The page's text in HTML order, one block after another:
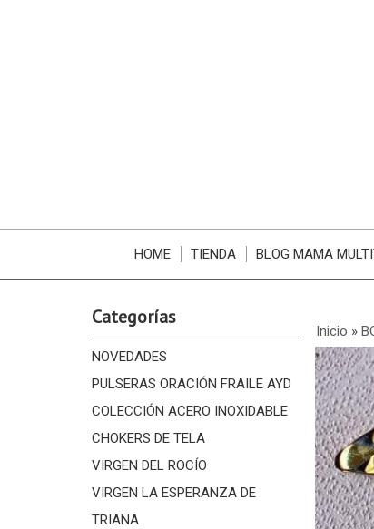
HOME TIENDA BLOG MAMA
Categorías
NOVEDADES
PULSERAS ORACIÓN FRAILE AYD
COLECCIÓN ACERO INOXIDABLE
CHOKERS DE TELA
VIRGEN DEL ROCÍO
VIRGEN LA ESPERANZA DE
TRIANA
Inicio »